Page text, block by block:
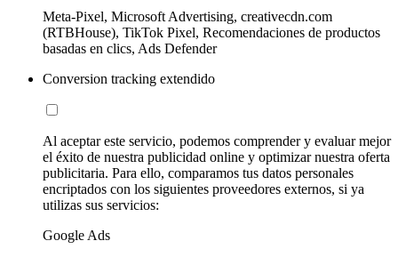
Meta-Pixel, Microsoft Advertising, creativecdn.com
(RTBHouse), TikTok Pixel, Recomendaciones de productos
basadas en clics, Ads Defender
Conversion tracking extendido
Al aceptar este servicio, podemos comprender y evaluar mejor
el éxito de nuestra publicidad online y optimizar nuestra oferta
publicitaria. Para ello, comparamos tus datos personales
encriptados con los siguientes proveedores externos, si ya
utilizas sus servicios:
Google Ads